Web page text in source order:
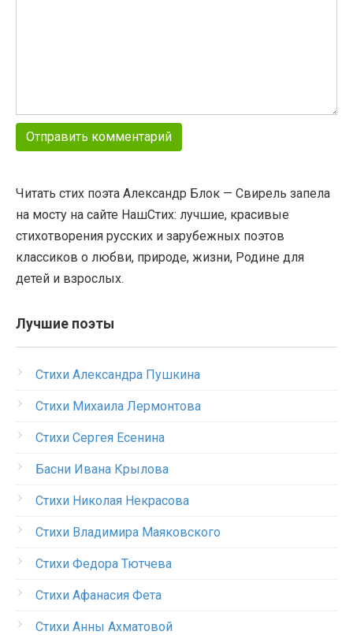
Читать стих поэта Александр Блок — Свирель запела
на мосту на сайте НашСтих: лучшие, красивые
стихотворения русских и зарубежных поэтов
классиков о любви, природе, жизни, Родине для
детей и взрослых.
Лучшие поэты
Стихи Александра Пушкина
Стихи Михаила Лермонтова
Стихи Сергея Есенина
Басни Ивана Крылова
Стихи Николая Некрасова
Стихи Владимира Маяковского
Стихи Федора Тютчева
Стихи Афанасия Фета
Стихи Анны Ахматовой